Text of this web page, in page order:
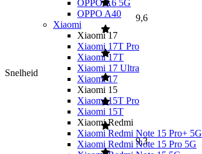
OPPO A6 5G
OPPO A40
Xiaomi
Xiaomi 17
Xiaomi 17T Pro
Xiaomi 17T
Xiaomi 17 Ultra
Xiaomi 17
Xiaomi 15
Xiaomi 15T Pro
Xiaomi 15T
Xiaomi Redmi
Xiaomi Redmi Note 15 Pro+ 5G
Xiaomi Redmi Note 15 Pro 5G
Snelheid
9,6
9,3